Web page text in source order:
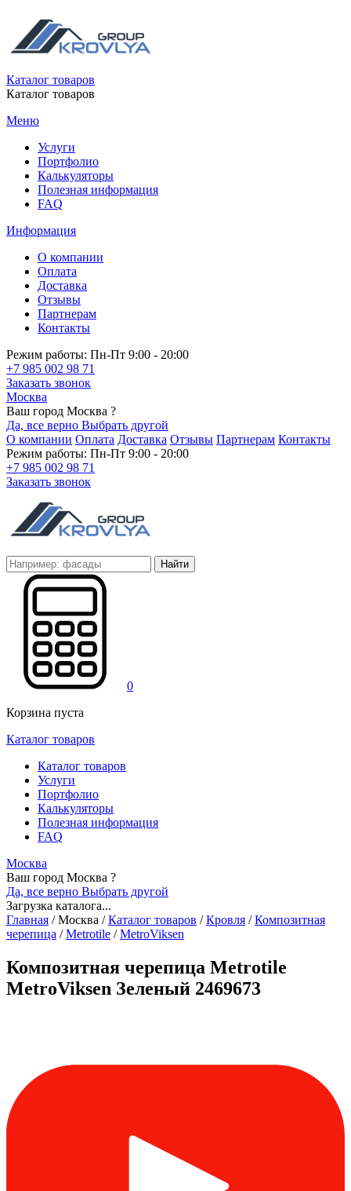
Каталог товаров
Каталог товаров
Меню
Услуги
Портфолио
Калькуляторы
Полезная информация
FAQ
Информация
О компании
Оплата
Доставка
Отзывы
Партнерам
Контакты
Режим работы: Пн-Пт 9:00 - 20:00
+7 985 002 98 71
Заказать звонок
Москва
Ваш город Москва ?
Да, все верно Выбрать другой
О компании Оплата Доставка Отзывы Партнерам Контакты
Режим работы: Пн-Пт 9:00 - 20:00
+7 985 002 98 71
Заказать звонок
Найти
0
Корзина пуста
Каталог товаров
Каталог товаров
Услуги
Портфолио
Калькуляторы
Полезная информация
FAQ
Москва
Ваш город Москва ?
Да, все верно Выбрать другой
Загрузка каталога...
Главная /Москва / Каталог товаров / Кровля / Композитная
черепица / Metrotile / MetroViksen
Композитная черепица Metrotile
MetroViksen Зеленый 2469673